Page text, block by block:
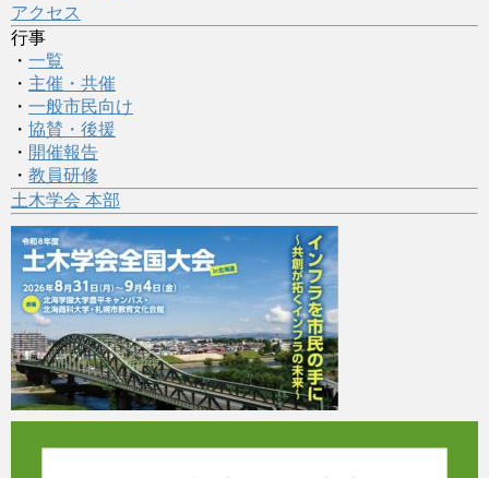
アクセス
行事
・ 一覧
・ 主催・共催
・ 一般市民向け
・ 協賛・後援
・ 開催報告
・ 教員研修
土木学会 本部